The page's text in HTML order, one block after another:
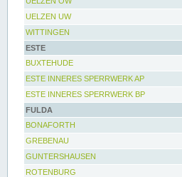
UELZEN UW
WITTINGEN
ESTE
BUXTEHUDE
ESTE INNERES SPERRWERK AP
ESTE INNERES SPERRWERK BP
FULDA
BONAFORTH
GREBENAU
GUNTERSHAUSEN
ROTENBURG